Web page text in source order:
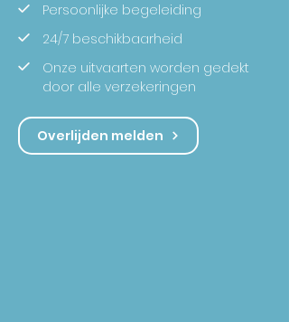
Persoonlijke begeleiding
24/7 beschikbaarheid
Onze uitvaarten worden gedekt
door alle verzekeringen
Overlijden melden